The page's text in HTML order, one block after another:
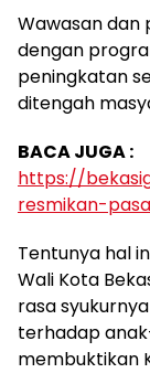
Wawasan
dengan
peningkatan
ditengah
BACA JUGA :
https://
resmikan-
Tentunya hal
Wali Kota
rasa
terhadap
membuktikan